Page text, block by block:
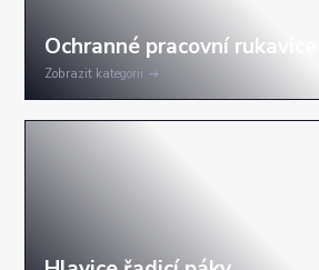
Zobrazit kategorii